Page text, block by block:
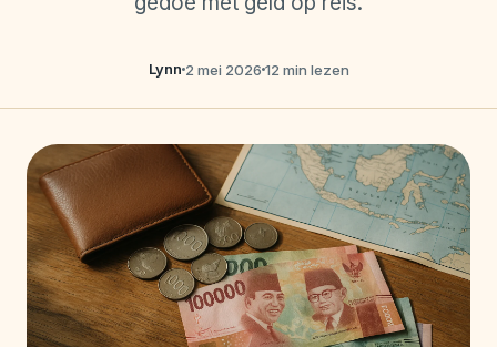
Lynn 2 mei 2026 12 min lezen